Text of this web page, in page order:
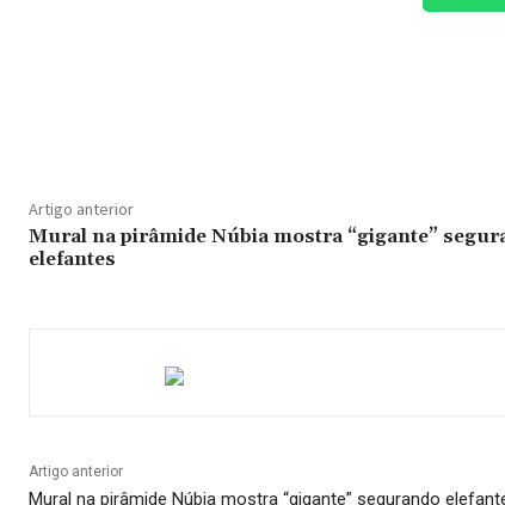
Artigo anterior
Mural na pirâmide Núbia mostra “gigante”
elefantes
Artigo anterior
Mural na pirâmide Núbia mostra “gigante” segurando